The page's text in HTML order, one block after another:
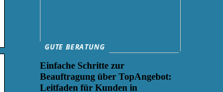
GUTE BERATUNG
Einfache Schritte zur
Beauftragung über TopAngebot:
Leitfaden für Kunden in